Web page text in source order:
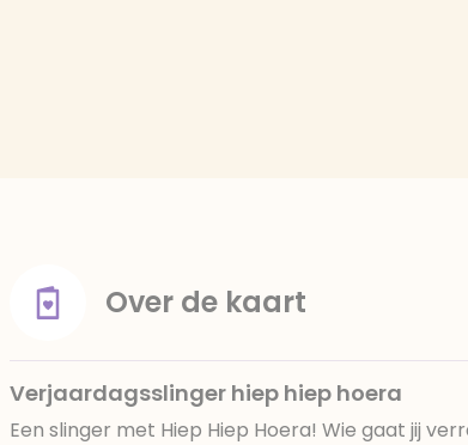
Over de kaart
Verjaardagsslinger hiep hiep hoera
Een slinger met Hiep Hiep Hoera! Wie gaat jij